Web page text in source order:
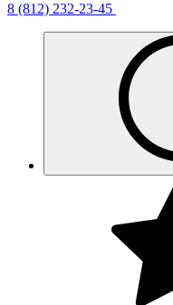
8 (812) 232-23-45